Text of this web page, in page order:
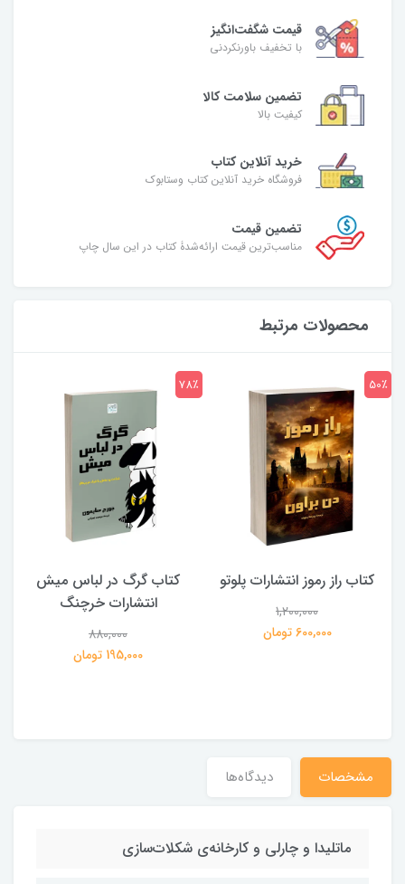
قیمت شگفت‌انگیز
با تخفیف باورنکردنی
تضمین سلامت کالا
کیفیت بالا
خرید آنلاین کتاب
فروشگاه خرید آنلاین کتاب وستابوک
تضمین قیمت
مناسب‌ترین قیمت ارائه‌شدۀ کتاب در این سال چاپ
محصولات مرتبط
کتاب راز رموز انتشارات پلوتو
1,200,000
600,000 تومان
50٪
کتاب گرگ در لباس میش
انتشارات خرچنگ
880,000
195,000 تومان
78٪
مشخصات دیدگاه‌ها
ماتلیدا و چارلی و کارخانه‌ی شکلات‌سازی